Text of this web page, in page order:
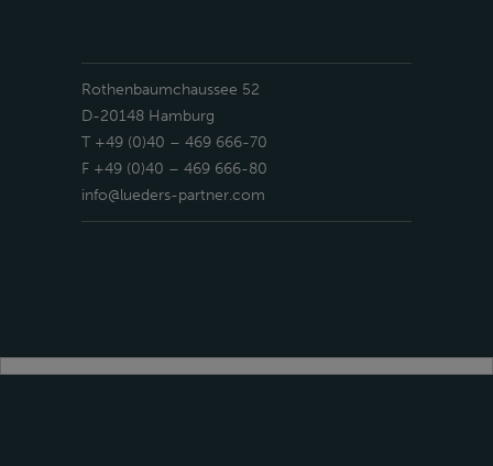
Rothenbaumchaussee 52
D-20148 Hamburg
T +49 (0)40 – 469 666-70
F +49 (0)40 – 469 666-80
info@lueders-partner.com